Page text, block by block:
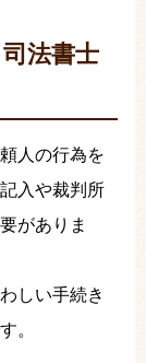
法書士
人の行為を
入や裁判所
がありま
しい手続き
。